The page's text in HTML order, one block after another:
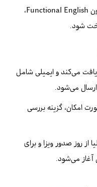
در صورت وجود همراه بالای ۱۸ سال بدون Functional English،
می‌کند و ایمیلی شامل
ارسال می‌شود.
امکان، گزینه بررسی
از روز صدور ویزا و برای
آغاز می‌شود.